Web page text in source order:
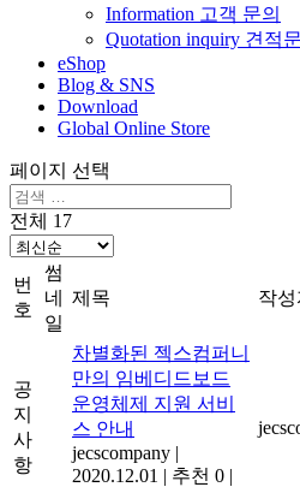
Information 고객 문의
Quotation inquiry 견적
eShop
Blog & SNS
Download
Global Online Store
페이지 선택
전체 17
번
호
썸
네
일
제목 작
공
지
사
항
차별화된 젝스컴퍼니
만의 임베디드보드
운영체제 지원 서비
스 안내
jecscompany |
2020.12.01 | 추천 0 |